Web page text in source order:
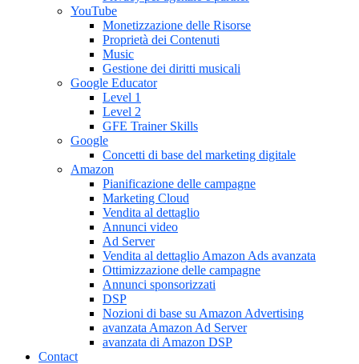
YouTube
Monetizzazione delle Risorse
Proprietà dei Contenuti
Music
Gestione dei diritti musicali
Google Educator
Level 1
Level 2
GFE Trainer Skills
Google
Concetti di base del marketing digitale
Amazon
Pianificazione delle campagne
Marketing Cloud
Vendita al dettaglio
Annunci video
Ad Server
Vendita al dettaglio Amazon Ads avanzata
Ottimizzazione delle campagne
Annunci sponsorizzati
DSP
Nozioni di base su Amazon Advertising
avanzata Amazon Ad Server
avanzata di Amazon DSP
Contact